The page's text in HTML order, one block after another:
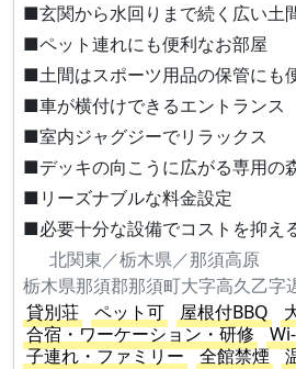
■玄関から水回りまで続く広い土
■ペット連れにも便利なお部屋
■土間はスポーツ用品の保管にも
■車が横付けできるエントランス
■室内ジャグジーでリラックス
■デッキの向こうに広がる専用の
■リーズナブルな料金設定
■必要十分な設備でコストを抑え
北関東／栃木県／那須高原
栃木県那須郡那須町大字高久乙字
貸別荘
ペット可 屋根付BBQ
合宿・ワーケーション・研修
子連れ・ファミリー
全館禁煙